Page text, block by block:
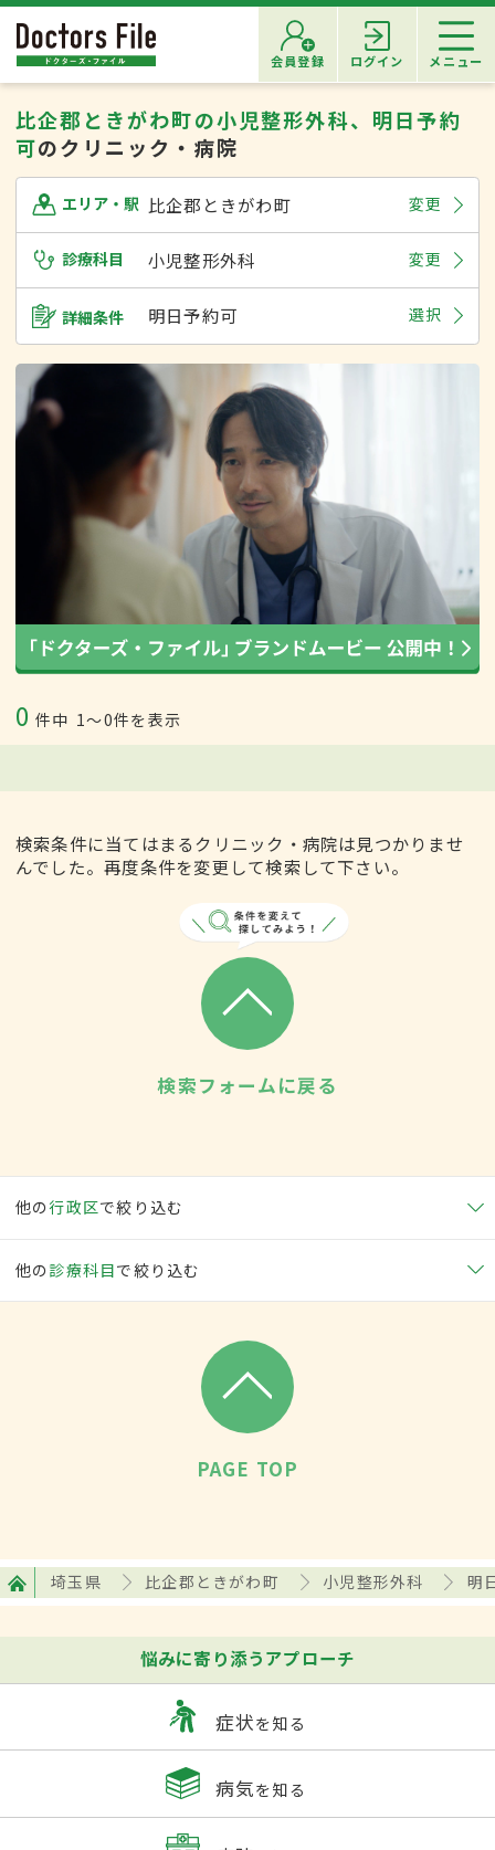
会員登録 ログイン メニュー
比企郡ときがわ町の小児整形外科、明日予約
可のクリニック・病院
エリア・駅 比企郡ときがわ町 変更
診療科目 小児整形外科 変更
詳細条件 明日予約可 選択
0 件中 1〜0件を表示
検索条件に当てはまるクリニック・病院は見つかりませ
んでした。再度条件を変更して検索して下さい。
検索フォームに戻る
他の行政区で絞り込む
他の 診療科目で絞り込む
PAGE TOP
埼玉県 比企郡ときがわ町 小児整形外科 明
悩みに寄り添うアプローチ
症状を知る
病気を知る